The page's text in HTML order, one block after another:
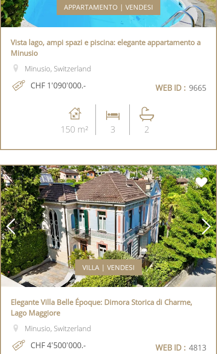
APPARTAMENTO | VENDESI
Vista lago, ampi spazi e piscina: elegante appartamento a
Minusio
Minusio, Switzerland
CHF 1'090'000.- WEB ID : 9665
150 m² 3 2
VILLA | VENDESI
Elegante Villa Belle Époque: Dimora Storica di Charme,
Lago Maggiore
Minusio, Switzerland
CHF 4'500'000.- WEB ID : 4813